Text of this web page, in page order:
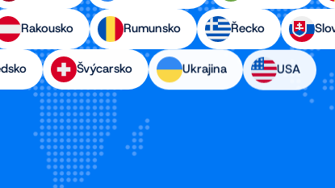
Rakousko Rumunsko Řecko
Švýcarsko Ukrajina USA